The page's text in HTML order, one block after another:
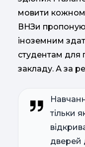
мовити
ВНЗи
іноземним
студентам для
закладу. А за
тільки
дверей